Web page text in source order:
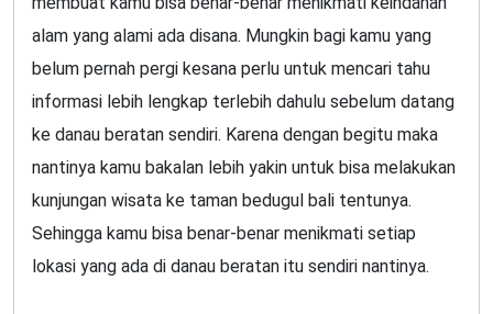
alam yang alami ada disana. Mungkin bagi kamu yang
belum pernah pergi kesana perlu untuk mencari tahu
informasi lebih lengkap terlebih dahulu sebelum datang
ke danau beratan sendiri. Karena dengan begitu maka
nantinya kamu bakalan lebih yakin untuk bisa melakukan
kunjungan wisata ke taman bedugul bali tentunya.
Sehingga kamu bisa benar-benar menikmati setiap
lokasi yang ada di danau beratan itu sendiri nantinya.